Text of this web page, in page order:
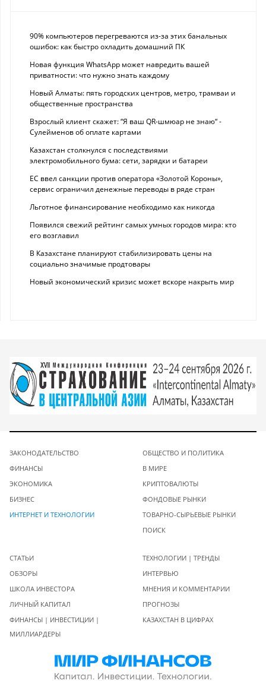
90% компьютеров перегреваются из-за этих банальных
ошибок: как быстро охладить домашний ПК
Новая функция WhatsApp может навредить вашей
приватности: что нужно знать каждому
Новый Алматы: пять городских центров, метро, трамваи и
общественные пространства
Взрослый клиент скажет: “Я ваш QR-шмюар не знаю“ -
Сулейменов об оплате картами
Казахстан столкнулся с последствиями
электромобильного бума: сети, зарядки и батареи
ЕС ввел санкции против оператора «Золотой Короны»,
сервис ограничил денежные переводы в ряде стран
Льготное финансирование необходимо как никогда
Появился свежий рейтинг самых умных городов мира: кто
его возглавил
В Казахстане планируют стабилизировать цены на
социально значимые продтовары
Новый экономический кризис может вскоре накрыть мир
ЗАКОНОДАТЕЛЬСТВО
ФИНАНСЫ
ЭКОНОМИКА
БИЗНЕС
ИНТЕРНЕТ И ТЕХНОЛОГИИ
ОБЩЕСТВО И ПОЛИТИКА
В МИРЕ
КРИПТОВАЛЮТЫ
ФОНДОВЫЕ РЫНКИ
ТОВАРНО-СЫРЬЕВЫЕ РЫНКИ
ПОИСК
СТАТЬИ
ОБЗОРЫ
ШКОЛА ИНВЕСТОРА
ЛИЧНЫЙ КАПИТАЛ
ФИНАНСЫ | ИНВЕСТИЦИИ |
МИЛЛИАРДЕРЫ
ТЕХНОЛОГИИ | ТРЕНДЫ
ИНТЕРВЬЮ
МНЕНИЯ И КОММЕНТАРИИ
ПРОГНОЗЫ
КАЗАХСТАН В ЦИФРАХ